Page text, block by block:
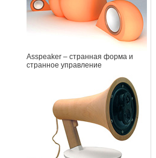
Asspeaker – странная форма и
странное управление